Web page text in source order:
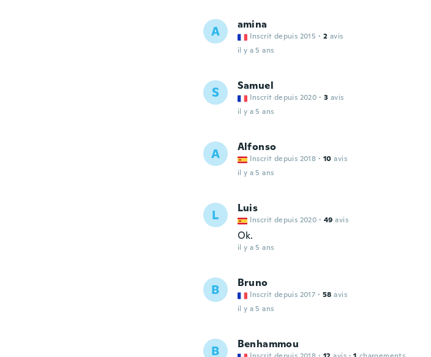
A amina
Inscrit depuis 2015 · 2 avis
il y a 5 ans
S Samuel
Inscrit depuis 2020 · 3 avis
il y a 5 ans
A Alfonso
Inscrit depuis 2018 · 10 avis
il y a 5 ans
L Luis
Inscrit depuis 2020 · 49 avis
Ok.
il y a 5 ans
B Bruno
Inscrit depuis 2017 · 58 avis
il y a 5 ans
B Benhammou